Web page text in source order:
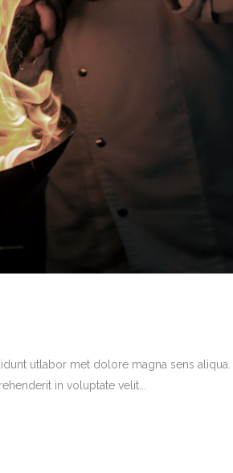
utlabor met dolore magna sens
in voluptate velit...